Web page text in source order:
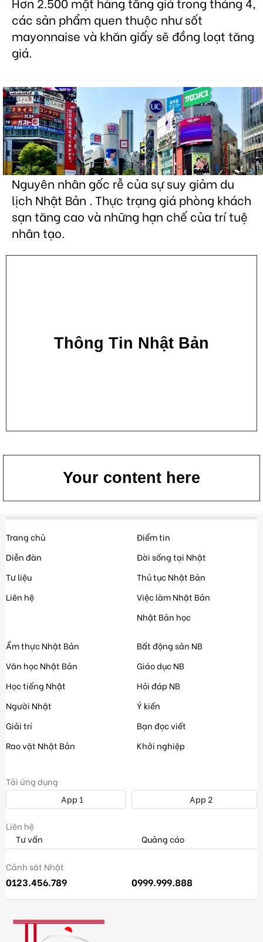
các sản phẩm quen thuộc như sốt
mayonnaise và khăn giấy sẽ đồng loạt tăng
giá.
Nguyên nhân gốc rễ của sự suy giảm du
lịch Nhật Bản . Thực trạng giá phòng khách
sạn tăng cao và những hạn chế của trí tuệ
nhân tạo.
Thông Tin Nhật Bản
Your content here
Trang chủ
Diễn đàn
Tư liệu
Liên hệ
Điểm tin
Đời sống tại Nhật
Thủ tục Nhật Bản
Việc làm Nhật Bản
Nhật Bản học
Ẩm thực Nhật Bản
Văn học Nhật Bản
Học tiếng Nhật
Người Nhật
Giải trí
Rao vặt Nhật Bản
Bất động sản NB
Giáo dục NB
Hỏi đáp NB
Ý kiến
Bạn đọc viết
Khởi nghiệp
Tải ứng dụng
App 1
App 2
Liên hệ
Tư vấn
Quảng cáo
Cảnh sát Nhật
0123.456.789 0999.999.888